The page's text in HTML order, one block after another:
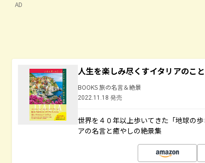
AD
人生を楽しみ尽くすイタリアのこ
BOOKS 旅の名言＆絶景
2022.11.18 発売
世界を４０年以上歩いてきた「地球の
アの名言と癒やしの絶景集